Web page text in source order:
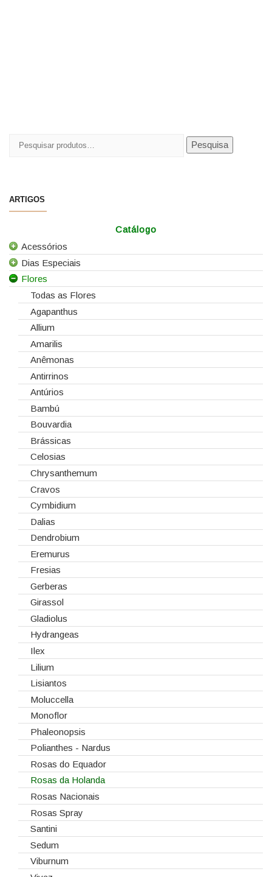
Pesquisar
Pesquisa
ARTIGOS
Catálogo
Acessórios
Todos os Acessórios
Alfinetes
Arames
Caixas e Sacos
Cartões e Etiquetas
Cola Fria
Corantes
Embalagens
Esponjas
Estruturas
Fitas
Gaiolas
Lanternas
Madeiras
Spray
Tabuleiros/Bases
Telas/Tecidos
Vidros
Dias Especiais
25 de Abril
Casamentos
Dia da Mãe
Dia da Mulher
Dia de Todos os Santos (1 de Novembro)
Dia dos Namorados
Natal
Flores
Todas as Flores
Agapanthus
Allium
Amarilis
Anêmonas
Antirrinos
Antúrios
Bambú
Bouvardia
Brássicas
Celosias
Chrysanthemum
Cravos
Cymbidium
Dalias
Dendrobium
Eremurus
Fresias
Gerberas
Girassol
Gladiolus
Hydrangeas
Ilex
Lilium
Lisiantos
Moluccella
Monoflor
Phaleonopsis
Polianthes - Nardus
Rosas do Equador
Rosas da Holanda
Rosas Nacionais
Rosas Spray
Santini
Sedum
Viburnum